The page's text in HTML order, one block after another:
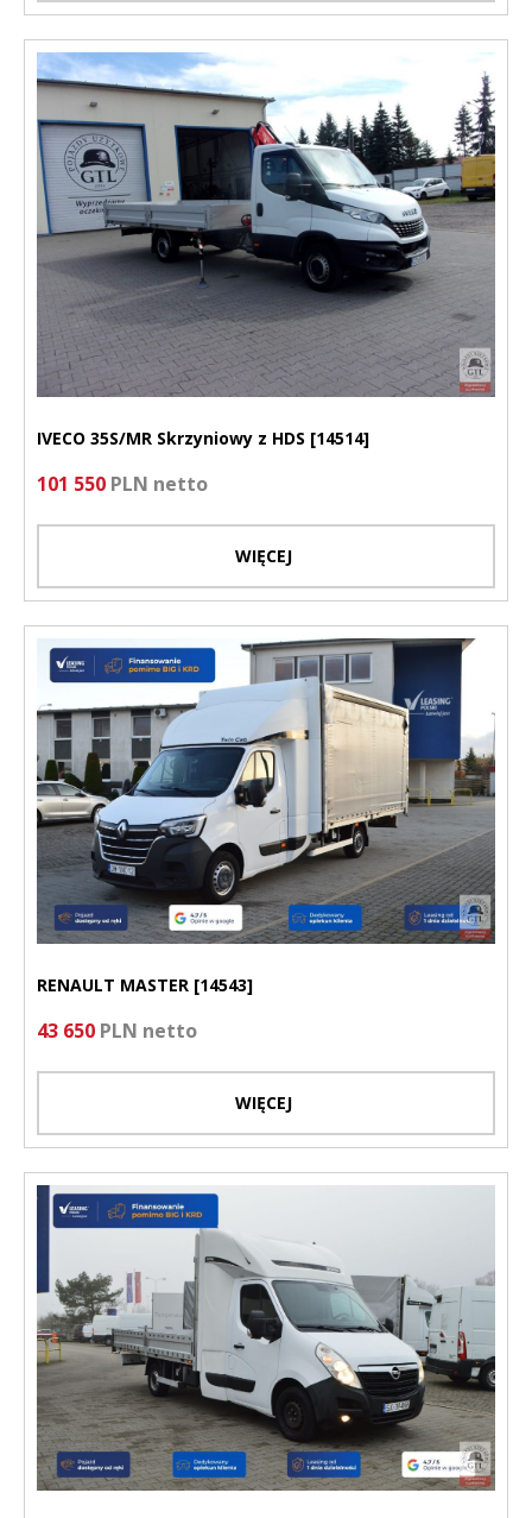
IVECO 35S/MR Skrzyniowy z HDS [14514]
101 550 PLN netto
WIĘCEJ
RENAULT MASTER [14543]
43 650 PLN netto
WIĘCEJ